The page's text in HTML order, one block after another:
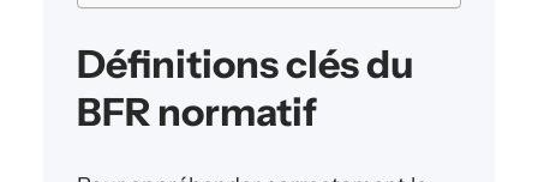
Définitions clés du
BFR normatif